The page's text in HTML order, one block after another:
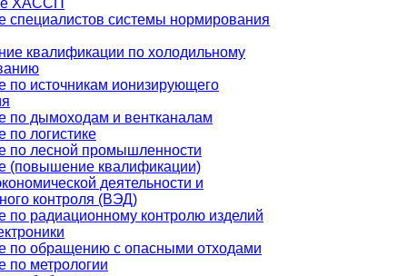
специалистов системы нормирования
квалификации по холодильному
по источникам ионизирующего
по дымоходам и вентканалам
по логистике
по лесной промышленности
(повышение квалификации)
деятельности и
контроля (ВЭД)
по радиационному контролю изделий
по обращению с опасными отходами
по метрологии